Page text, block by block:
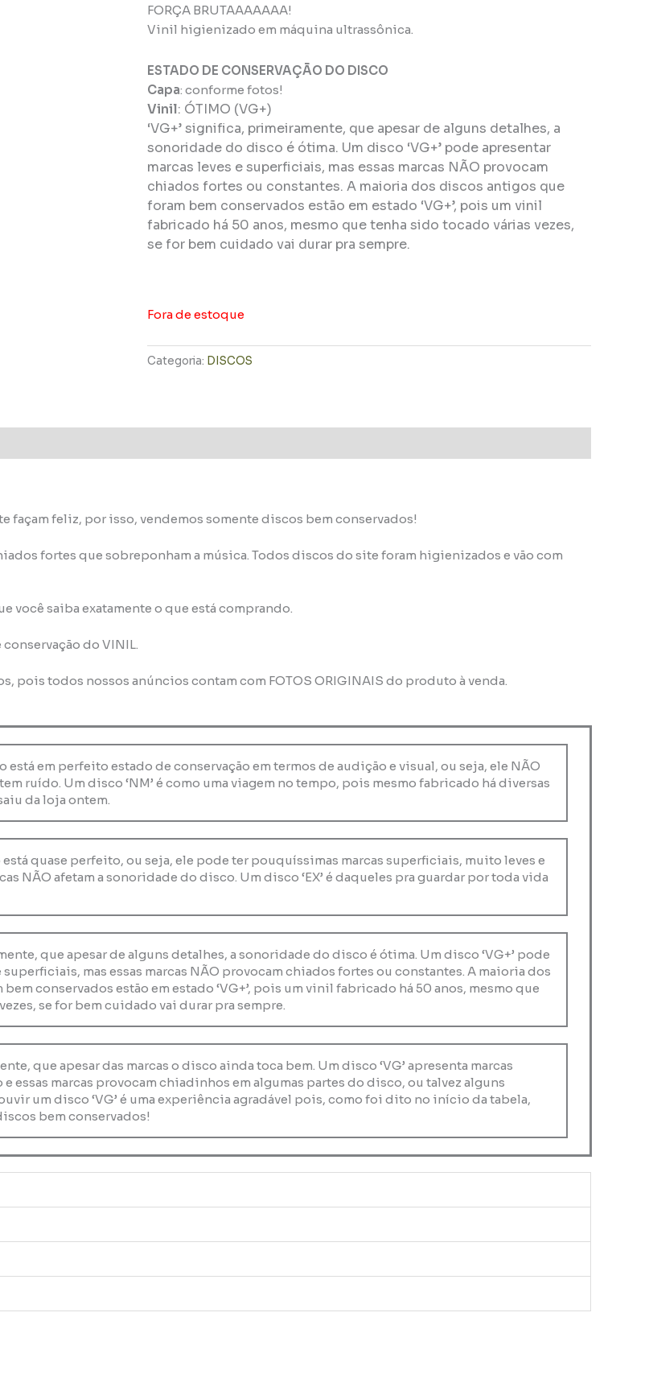
FORÇA BRUTAAAAAAA!
Vinil higienizado em máquina ultrassônica.
ESTADO DE CONSERVAÇÃO DO DISCO
Capa: conforme fotos!
Vinil: ÓTIMO (VG+)
‘VG+’ significa, primeiramente, que apesar de alguns detalhes, a
sonoridade do disco é ótima. Um disco ‘VG+’ pode apresentar
marcas leves e superficiais, mas essas marcas NÃO provocam
chiados fortes ou constantes. A maioria dos discos antigos que
foram bem conservados estão em estado ‘VG+’, pois um vinil
fabricado há 50 anos, mesmo que tenha sido tocado várias vezes,
se for bem cuidado vai durar pra sempre.
Fora de estoque
Categoria: DISCOS
feliz, por isso, vendemos somente discos bem conservados!
fortes que sobreponham a música. Todos discos do site foram higienizados e vão com
você saiba exatamente o que está comprando.
do VINIL.
pois todos nossos anúncios contam com FOTOS ORIGINAIS do produto à venda.
está em perfeito estado de conservação em termos de audição e visual, ou seja, ele NÃO
ruído. Um disco ‘NM’ é como uma viagem no tempo, pois mesmo fabricado há diversas
da loja ontem.
está quase perfeito, ou seja, ele pode ter pouquíssimas marcas superficiais, muito leves e
NÃO afetam a sonoridade do disco. Um disco ‘EX’ é daqueles pra guardar por toda vida
que apesar de alguns detalhes, a sonoridade do disco é ótima. Um disco ‘VG+’ pode
superficiais, mas essas marcas NÃO provocam chiados fortes ou constantes. A maioria dos
conservados estão em estado ‘VG+’, pois um vinil fabricado há 50 anos, mesmo que
se for bem cuidado vai durar pra sempre.
que apesar das marcas o disco ainda toca bem. Um disco ‘VG’ apresenta marcas
essas marcas provocam chiadinhos em algumas partes do disco, ou talvez alguns
um disco ‘VG’ é uma experiência agradável pois, como foi dito no início da tabela,
bem conservados!